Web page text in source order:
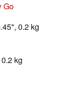
Go
0.2 kg
kg